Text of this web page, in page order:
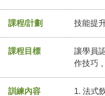
課程/計劃 技能提
課程目標
讓學員
作技巧 。
訓練內容
1. 法式